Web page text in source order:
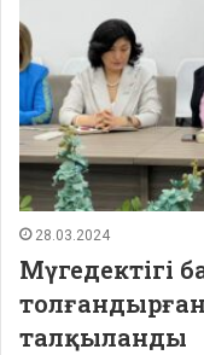
28.03.2024
Мүгедектігі
талқыланды